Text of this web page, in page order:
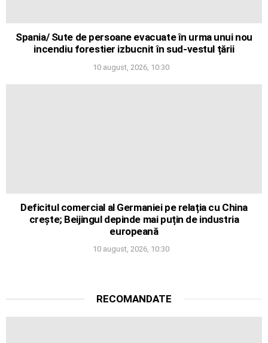
Spania/ Sute de persoane evacuate în urma unui nou
incendiu forestier izbucnit în sud-vestul țării
10 august, 2026, 10:30
Deficitul comercial al Germaniei pe relația cu China
crește; Beijingul depinde mai puțin de industria
europeană
10 august, 2026, 10:30
RECOMANDATE